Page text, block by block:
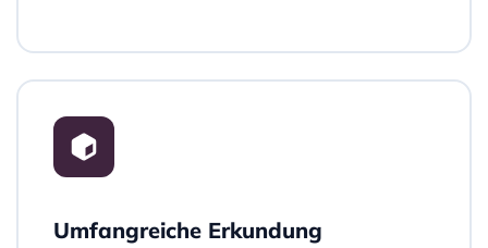
Umfangreiche Erkundung